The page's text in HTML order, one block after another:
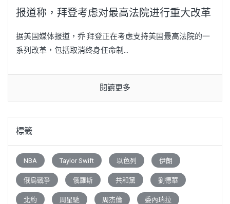
报道称，拜登考虑对最高法院进行重大改革
据美国媒体报道，乔·拜登正在考虑支持美国最高法院的一
系列改革，包括取消终身任命制...
閱讀更多
標籤
NBA Taylor Swift 以色列 伊朗
俄烏戰爭 俄羅斯 共和黨 劉德華
北約 周星馳 周杰倫 委內瑞拉